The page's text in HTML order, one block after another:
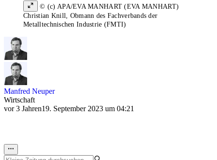
© (c) APA/EVA MANHART (EVA MANHART)
Christian Knill, Obmann des Fachverbands der
Metalltechnischen Industrie (FMTI)
Manfred Neuper
Wirtschaft
vor 3 Jahren19. September 2023 um 04:21